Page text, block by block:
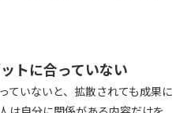
トに合っていない
ていないと、拡散されても成果に